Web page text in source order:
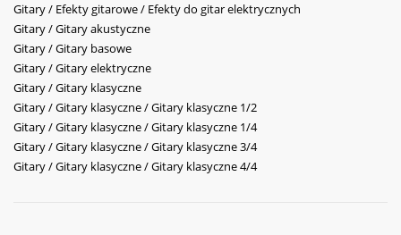
Gitary / Efekty gitarowe / Efekty do gitar elektrycznych
Gitary / Gitary akustyczne
Gitary / Gitary basowe
Gitary / Gitary elektryczne
Gitary / Gitary klasyczne
Gitary / Gitary klasyczne / Gitary klasyczne 1/2
Gitary / Gitary klasyczne / Gitary klasyczne 1/4
Gitary / Gitary klasyczne / Gitary klasyczne 3/4
Gitary / Gitary klasyczne / Gitary klasyczne 4/4